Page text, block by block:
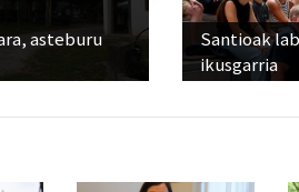
asteburu
Santioak
ikusgarria